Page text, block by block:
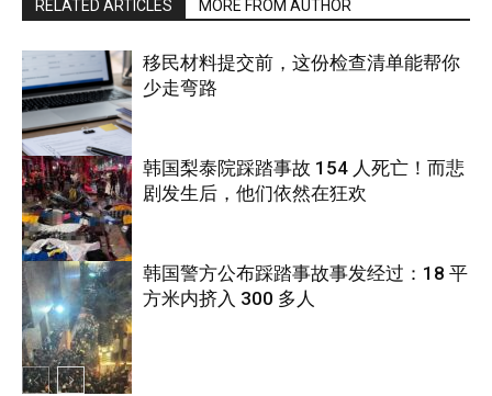
RELATED ARTICLES MORE FROM AUTHOR
国际
移民材料提交前，这份检查清单能帮你
少走弯路
国际
韩国梨泰院踩踏事故 154 人死亡！而悲
剧发生后，他们依然在狂欢
韩国警方公布踩踏事故事发经过：18 平
方米内挤入 300 多人